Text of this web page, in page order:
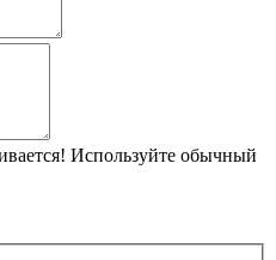
Используйте обычный